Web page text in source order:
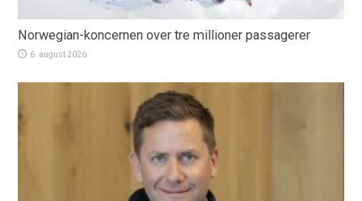
Norwegian-koncernen over tre millioner passagerer
6. august 2026